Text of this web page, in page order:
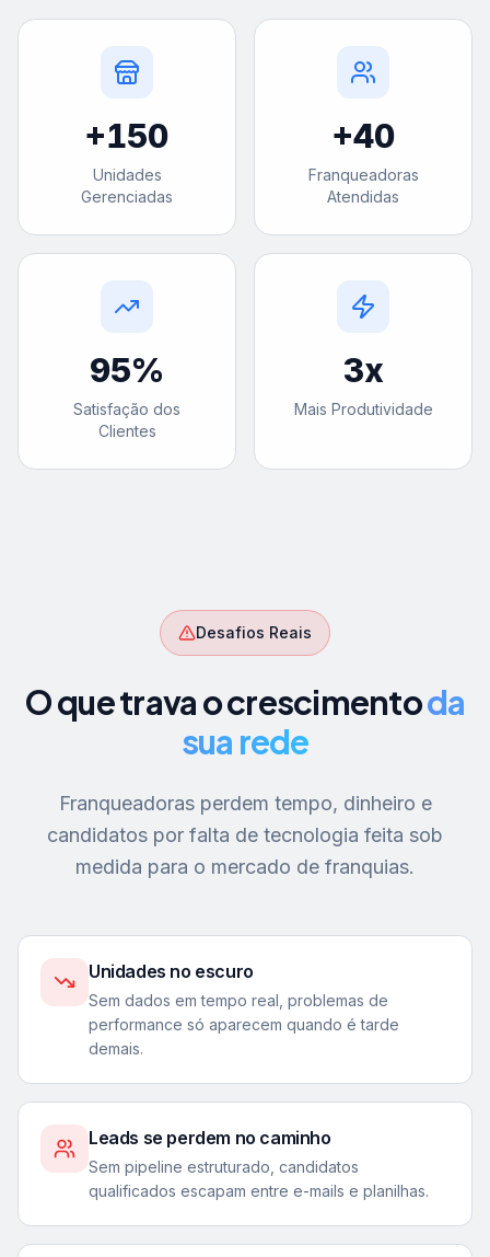
+150
Unidades
Gerenciadas
+40
Franqueadoras
Atendidas
95%
Satisfação dos
Clientes
3x
Mais Produtividade
Desafios Reais
O que trava o crescimentoda
sua rede
Franqueadoras perdem tempo, dinheiro e
candidatos por falta de tecnologia feita sob
medida para o mercado de franquias.
Unidades no escuro
Sem dados em tempo real, problemas de
performance só aparecem quando é tarde
demais.
Leads se perdem no caminho
Sem pipeline estruturado, candidatos
qualificados escapam entre e-mails e planilhas.